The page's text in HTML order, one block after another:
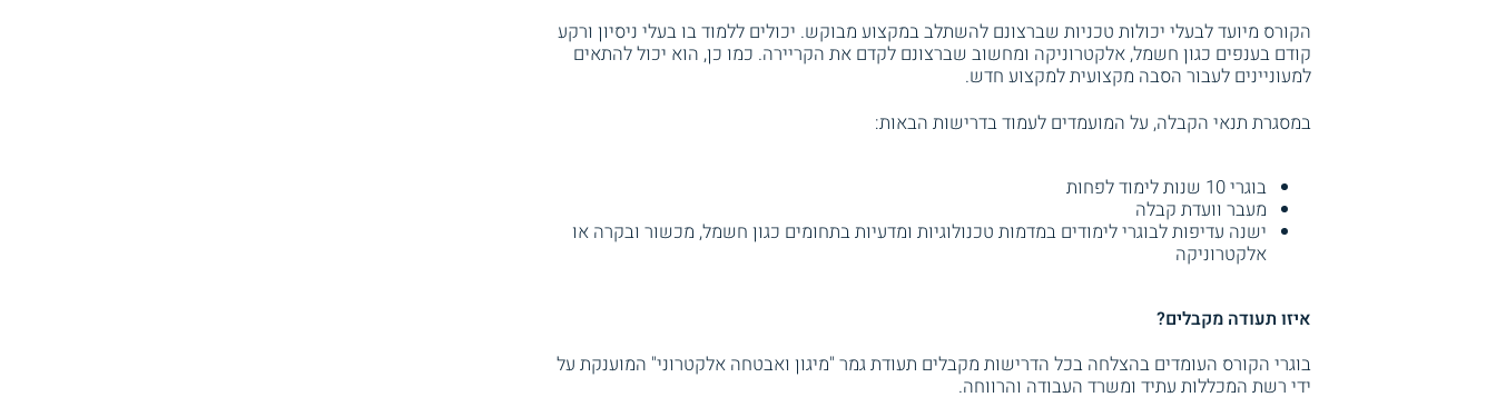
הקורס מיועד לבעלי יכולות טכניות שברצונם להשתלב במקצוע מבוקש. יכולים ללמוד בו בעלי ניסיון ורקע
קודם בענפים כגון חשמל, אלקטרוניקה ומחשוב שברצונם לקדם את הקריירה. כמו כן, הוא יכול להתאים
למעוניינים לעבור הסבה מקצועית למקצוע חדש.
במסגרת תנאי הקבלה, על המועמדים לעמוד בדרישות הבאות:
בוגרי 10 שנות לימוד לפחות
מעבר וועדת קבלה
ישנה עדיפות לבוגרי לימודים במדמות טכנולוגיות ומדעיות בתחומים כגון חשמל, מכשור ובקרה או
אלקטרוניקה
איזו תעודה מקבלים?
בוגרי הקורס העומדים בהצלחה בכל הדרישות מקבלים תעודת גמר "מיגון ואבטחה אלקטרוני" המוענקת על
ידי רשת המכללות עתיד ומשרד העבודה והרווחה.